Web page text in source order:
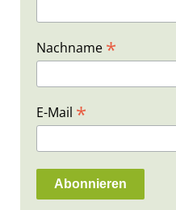
Nachname *
E-Mail *